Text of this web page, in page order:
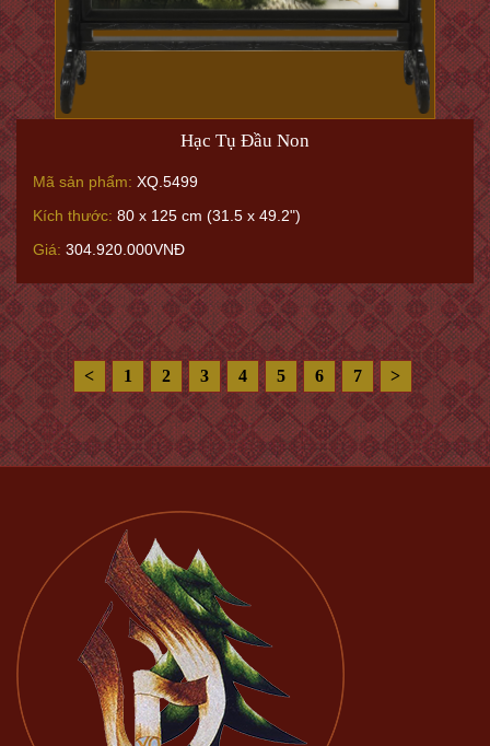
Hạc Tụ Đầu Non
Mã sản phẩm: XQ.5499
Kích thước: 80 x 125 cm (31.5 x 49.2")
Giá: 304.920.000VNĐ
< 1 2 3 4 5 6 7 >